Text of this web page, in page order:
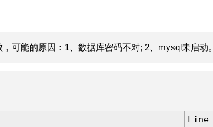
可能的原因：1、数据库密码不对; 2、mysql未启动。
Line